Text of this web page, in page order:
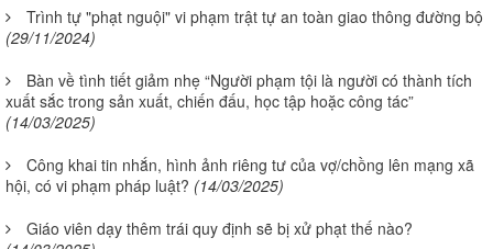
Trình tự "phạt nguội" vi phạm trật tự an toàn giao thông đường bộ
(29/11/2024)
Bàn về tình tiết giảm nhẹ “Người phạm tội là người có thành tích
xuất sắc trong sản xuất, chiến đấu, học tập hoặc công tác”
(14/03/2025)
Công khai tin nhắn, hình ảnh riêng tư của vợ/chồng lên mạng xã
hội, có vi phạm pháp luật? (14/03/2025)
Giáo viên dạy thêm trái quy định sẽ bị xử phạt thế nào?